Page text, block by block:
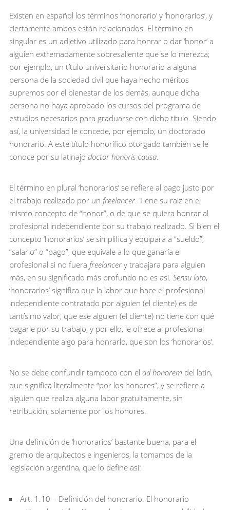
Existen en español los términos ‘honorario’ y ‘honorarios’, y
ciertamente ambos están relacionados. El término en
singular es un adjetivo utilizado para honrar o dar ‘honor’ a
alguien extremadamente sobresaliente que se lo merezca;
por ejemplo, un título universitario honorario a alguna
persona de la sociedad civil que haya hecho méritos
supremos por el bienestar de los demás, aunque dicha
persona no haya aprobado los cursos del programa de
estudios necesarios para graduarse con dicho título. Siendo
así, la universidad le concede, por ejemplo, un doctorado
honorario. A este título honorífico otorgado también se le
conoce por su latinajo doctor honoris causa.
El término en plural ‘honorarios’ se refiere al pago justo por
el trabajo realizado por un freelancer. Tiene su raíz en el
mismo concepto de “honor”, o de que se quiera honrar al
profesional independiente por su trabajo realizado. Si bien el
concepto ‘honorarios’ se simplifica y equipara a “sueldo”,
“salario” o “pago”, que equivale a lo que ganaría el
profesional si no fuera freelancery trabajara para alguien
más, en su significado más profundo no es así. Sensu lato,
‘honorarios’ significa que la labor que hace el profesional
independiente contratado por alguien (el cliente) es de
tantísimo valor, que ese alguien (el cliente) no tiene con qué
pagarle por su trabajo, y por ello, le ofrece al profesional
independiente algo para honrarlo, que son los ‘honorarios’.
No se debe confundir tampoco con el ad honorem del latín,
que significa literalmente “por los honores”, y se refiere a
alguien que realiza alguna labor gratuitamente, sin
retribución, solamente por los honores.
Una definición de ‘honorarios’ bastante buena, para el
gremio de arquitectos e ingenieros, la tomamos de la
legislación argentina, que lo define así:
Art. 1.10 – Definición del honorario. El honorario